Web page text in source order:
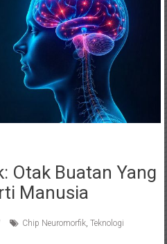
Otak Buatan Yang
Manusia
Chip Neuromorfik, Teknologi